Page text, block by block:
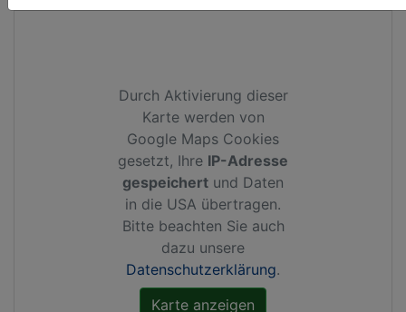
Durch Aktivierung dieser
Karte werden von
Google Maps Cookies
gesetzt, Ihre IP-Adresse
gespeichert und Daten
in die USA übertragen.
Bitte beachten Sie auch
dazu unsere
Datenschutzerklärung.